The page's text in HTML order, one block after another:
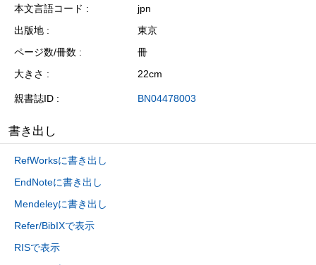
本文言語コード
jpn
出版地
東京
ページ数/冊数
冊
大きさ
22cm
親書誌ID BN04478003
書き出し
RefWorksに書き出し
EndNoteに書き出し
Mendeleyに書き出し
Refer/BibIXで表示
RISで表示